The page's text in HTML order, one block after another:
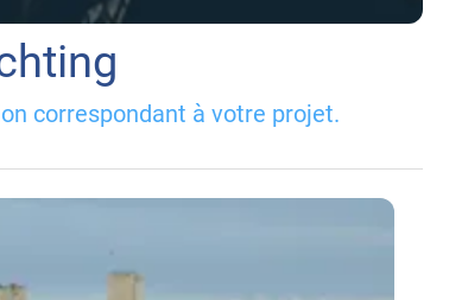
correspondant à votre projet.